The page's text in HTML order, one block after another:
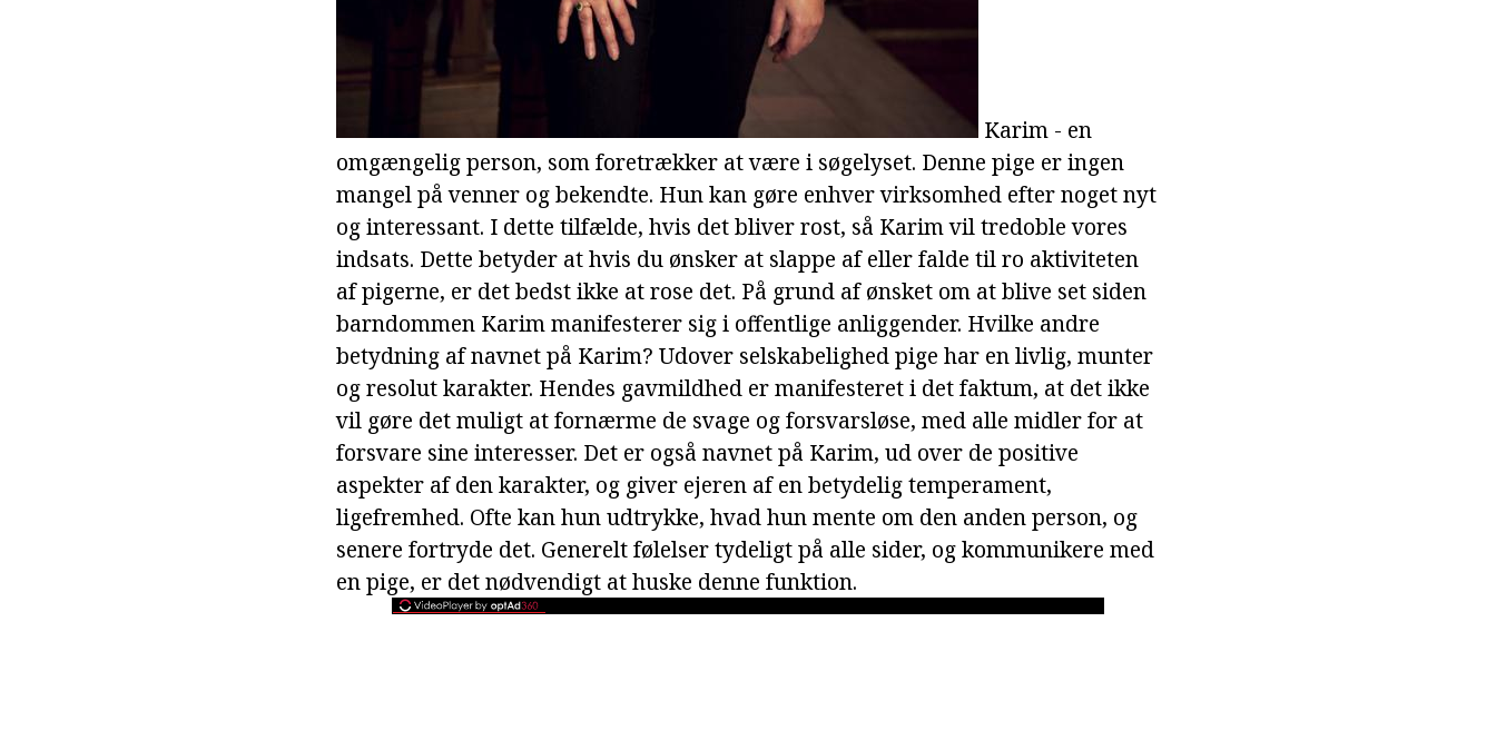
Karim - en
omgængelig person, som foretrækker at være i søgelyset. Denne pige er ingen
mangel på venner og bekendte. Hun kan gøre enhver virksomhed efter noget nyt
og interessant. I dette tilfælde, hvis det bliver rost, så Karim vil tredoble vores
indsats. Dette betyder at hvis du ønsker at slappe af eller falde til ro aktiviteten
af pigerne, er det bedst ikke at rose det. På grund af ønsket om at blive set siden
barndommen Karim manifesterer sig i offentlige anliggender. Hvilke andre
betydning af navnet på Karim? Udover selskabelighed pige har en livlig, munter
og resolut karakter. Hendes gavmildhed er manifesteret i det faktum, at det ikke
vil gøre det muligt at fornærme de svage og forsvarsløse, med alle midler for at
forsvare sine interesser. Det er også navnet på Karim, ud over de positive
aspekter af den karakter, og giver ejeren af en betydelig temperament,
ligefremhed. Ofte kan hun udtrykke, hvad hun mente om den anden person, og
senere fortryde det. Generelt følelser tydeligt på alle sider, og kommunikere med
en pige, er det nødvendigt at huske denne funktion.